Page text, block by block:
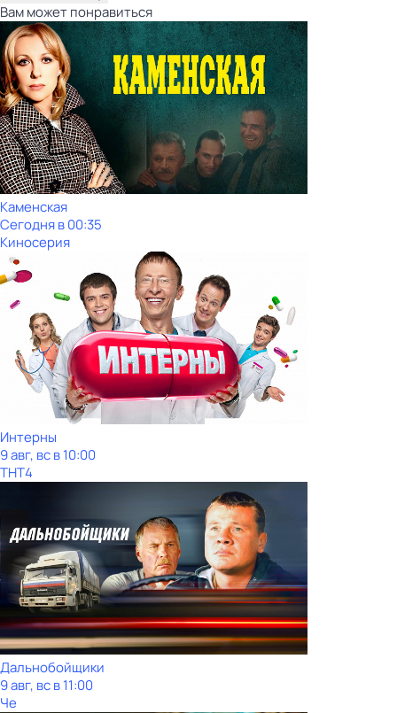
Вам может понравиться
Каменская
Сегодня в 00:35
Киносерия
Интерны
9 авг, вс в 10:00
ТНТ4
Дальнобойщики
9 авг, вс в 11:00
Че